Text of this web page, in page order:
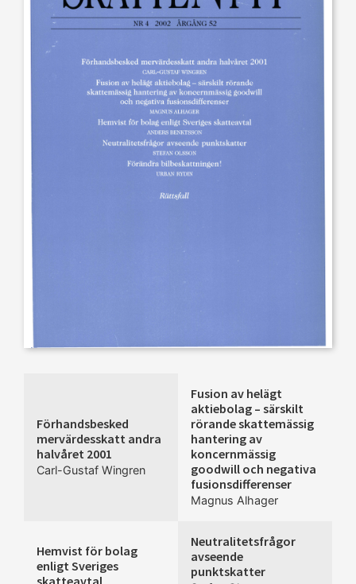
Förhandsbesked
mervärdesskatt andra
halvåret 2001
Carl-Gustaf Wingren
Fusion av helägt
aktiebolag – särskilt
rörande skattemässig
hantering av
koncernmässig
goodwill och negativa
fusionsdifferenser
Magnus Alhager
Hemvist för bolag
enligt Sveriges
skatteavtal
Neutralitetsfrågor
avseende
punktskatter